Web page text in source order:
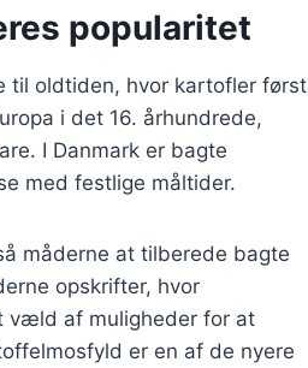
popularitet
til oldtiden, hvor kartofler først
i det 16. århundrede,
I Danmark er bagte
med festlige måltider.
måderne at tilberede bagte
opskrifter, hvor
væld af muligheder for at
er en af de nyere